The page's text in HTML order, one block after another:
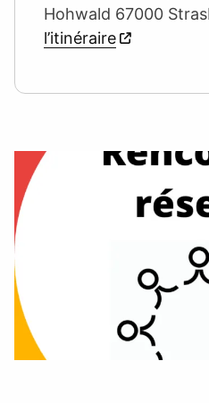
Hohwald 67000
l’itinéraire